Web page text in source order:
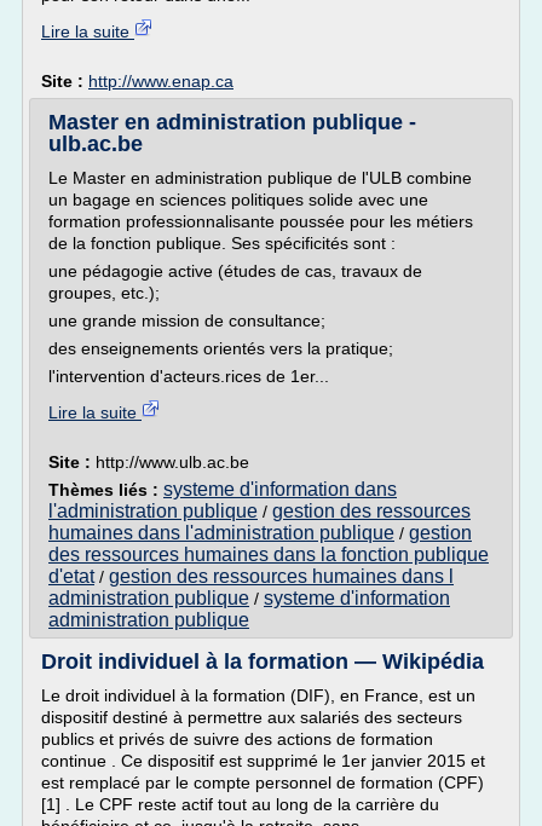
Lire la suite
Site : http://www.enap.ca
Master en administration publique -
ulb.ac.be
Le Master en administration publique de l'ULB combine
un bagage en sciences politiques solide avec une
formation professionnalisante poussée pour les métiers
de la fonction publique. Ses spécificités sont :
une pédagogie active (études de cas, travaux de
groupes, etc.);
une grande mission de consultance;
des enseignements orientés vers la pratique;
l'intervention d'acteurs.rices de 1er...
Lire la suite
Site : http://www.ulb.ac.be
Thèmes liés : systeme d'information dans
l'administration publique / gestion des ressources
humaines dans l'administration publique / gestion
des ressources humaines dans la fonction publique
d'etat/ gestion des ressources humaines dans l
administration publique / systeme d'information
administration publique
Droit individuel à la formation — Wikipédia
Le droit individuel à la formation (DIF), en France, est un
dispositif destiné à permettre aux salariés des secteurs
publics et privés de suivre des actions de formation
continue . Ce dispositif est supprimé le 1er janvier 2015 et
est remplacé par le compte personnel de formation (CPF)
[1] . Le CPF reste actif tout au long de la carrière du